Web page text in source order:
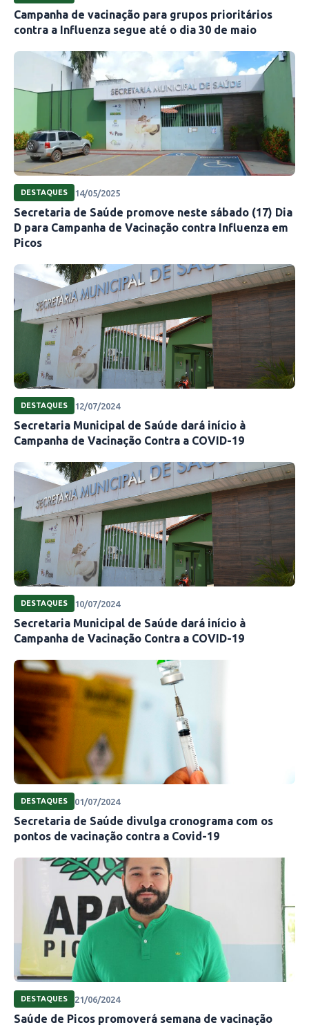
Campanha de vacinação para grupos prioritários
contra a Influenza segue até o dia 30 de maio
DESTAQUES 14/05/2025
Secretaria de Saúde promove neste sábado (17) Dia
D para Campanha de Vacinação contra Influenza em
Picos
DESTAQUES 12/07/2024
Secretaria Municipal de Saúde dará início à
Campanha de Vacinação Contra a COVID-19
DESTAQUES 10/07/2024
Secretaria Municipal de Saúde dará início à
Campanha de Vacinação Contra a COVID-19
DESTAQUES 01/07/2024
Secretaria de Saúde divulga cronograma com os
pontos de vacinação contra a Covid-19
DESTAQUES 21/06/2024
Saúde de Picos promoverá semana de vacinação